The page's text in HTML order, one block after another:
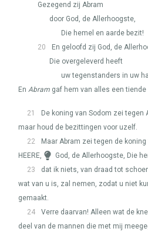
Gezegend zij Abram
door God, de Allerhoogste,
Die hemel en aarde bezit!
20
En geloofd zij God, de
Die overgeleverd heeft
uw tegenstanders in uw
En Abram gaf hem van alles een tiende
21
De koning van Sodom zei tegen
maar houd de bezittingen voor uzelf.
22
Maar Abram zei tegen de
HEERE,
God, de Allerhoogste, Die
23
dat ik niets, van draad tot
wat van u is, zal nemen, zodat u niet
gemaakt.
24
Verre daarvan! Alleen wat de
deel van de mannen die met mij